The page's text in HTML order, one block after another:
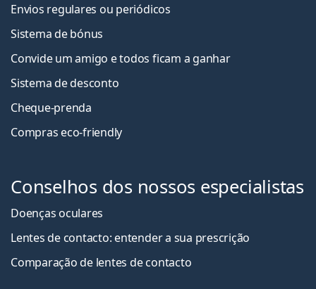
Envios regulares ou periódicos
Sistema de bónus
Convide um amigo e todos ficam a ganhar
Sistema de desconto
Cheque-prenda
Compras eco-friendly
Conselhos dos nossos especialistas
Doenças oculares
Lentes de contacto: entender a sua prescrição
Comparação de lentes de contacto